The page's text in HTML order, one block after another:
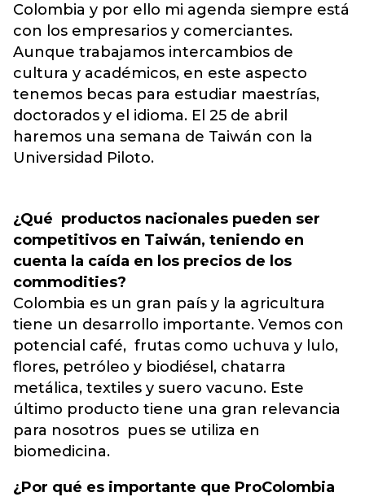
Colombia y por ello mi agenda siempre está
con los empresarios y comerciantes.
Aunque trabajamos intercambios de
cultura y académicos, en este aspecto
tenemos becas para estudiar maestrías,
doctorados y el idioma. El 25 de abril
haremos una semana de Taiwán con la
Universidad Piloto.
¿Qué productos nacionales pueden ser
competitivos en Taiwán, teniendo en
cuenta la caída en los precios de los
commodities?
Colombia es un gran país y la agricultura
tiene un desarrollo importante. Vemos con
potencial café, frutas como uchuva y lulo,
flores, petróleo y biodiésel, chatarra
metálica, textiles y suero vacuno. Este
último producto tiene una gran relevancia
para nosotros pues se utiliza en
biomedicina.
¿Por qué es importante que ProColombia